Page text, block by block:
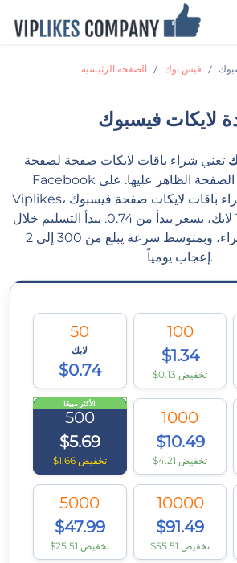
الصفحة الرئيسية فيس بوك
لايكات فيسبوك
تعني شراء باقات لايكات صفحة لصفحة
Facebook لزيادة عدد لايكات الصفحة الظاهر عليها. على
Viplikes، يمكن للمستخدمين شراء باقات لايكات صفحة فيسبوك
من 50 إلى 100,000 لايك، بسعر يبدأ من 0.74. يبدأ التسليم خلال
36 ساعة بعد الشراء، وبمتوسط سرعة يبلغ من 300 إلى 2K
إعجاب يومياً.
50
لايك
$0.74
100
$1.34
$0.13 تخفيض
الأكثر مبيعًا
500
$5.69
$1.66 تخفيض
1000
$10.49
$4.21 تخفيض
5000
$47.99
$25.51 تخفيض
10000
$91.49
$55.51 تخفيض